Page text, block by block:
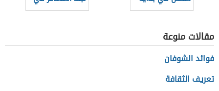
العلاقة
الحب
مقالات منوعة
فوائد الشوفان
تعريف الثقافة